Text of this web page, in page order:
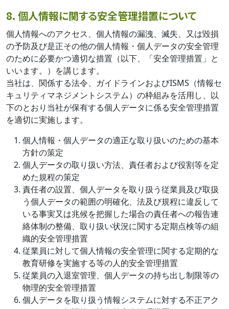
8. 個人情報に関する安全管理措置について
個人情報へのアクセス、個人情報の漏洩、滅失、又は毀損
の予防及び是正その他の個人情報・個人データの安全管理
のために必要かつ適切な措置（以下、「安全管理措置」と
いいます。）を講じます。
当社は、関係する法令、ガイドラインおよびISMS（情報セ
キュリティマネジメントシステム）の枠組みを活用し、以
下のとおり当社が保有する個人データに係る安全管理措置
を適切に実施します。
個人情報・個人データの適正な取り扱いのための基本
方針の策定
個人データの取り扱い方法、責任者および役割等を定
めた規程の策定
責任者の設置、個人データを取り扱う従業員及び取扱
う個人データの範囲の明確化、法及び規程に違反して
いる事実又は兆候を把握した場合の責任者への報告連
絡体制の整備、取り扱い状況に関する定期点検等の組
織的安全管理措置
従業員に対して個人情報の安全管理に関する定期的な
教育研修を実施する等の人的安全管理措置
従業員の入退室管理、個人データの持ち出し制限等の
物理的安全管理措置
個人データを取り扱う情報システムに対する不正アク